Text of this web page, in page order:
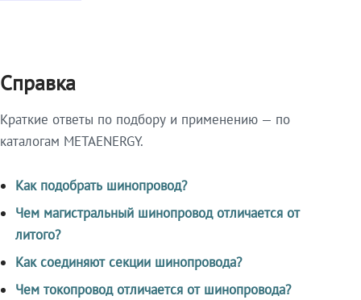
Справка
Краткие ответы по подбору и применению — по
каталогам METAENERGY.
Как подобрать шинопровод?
Чем магистральный шинопровод отличается от
литого?
Как соединяют секции шинопровода?
Чем токопровод отличается от шинопровода?